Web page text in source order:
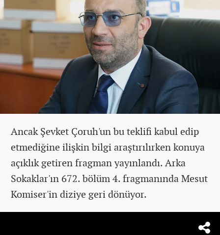
Ancak Şevket Çoruh'un bu teklifi kabul edip
etmediğine ilişkin bilgi araştırılırken konuya
açıklık getiren fragman yayınlandı. Arka
Sokaklar'ın 672. bölüm 4. fragmanında Mesut
Komiser'in diziye geri dönüyor.